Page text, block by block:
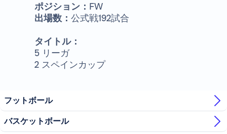
ポジション： FW
出場数： 公式戦192試合
タイトル：
5 リーガ
2 スペインカップ
フットボール
バスケットボール